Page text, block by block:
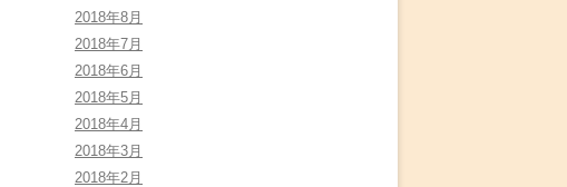
2018年8月
2018年7月
2018年6月
2018年5月
2018年4月
2018年3月
2018年2月